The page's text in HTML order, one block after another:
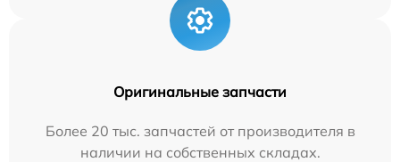
Оригинальные запчасти
Более 20 тыс. запчастей от производителя в
наличии на собственных складах.